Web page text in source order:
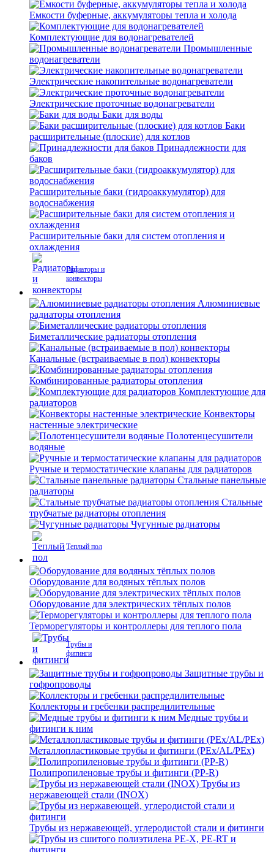
Емкости буферные, аккумуляторы тепла и холода
Комплектующие для водонагревателей
Промышленные
водонагреватели
Электрические накопительные водонагреватели
Электрические проточные водонагреватели
Баки для воды
Баки
расширительные (плоские) для котлов
Принадлежности для
баков
Расширительные баки (гидроаккумулятор) для
водоснабжения
Расширительные баки для систем отопления и
охлаждения
Радиаторы и
конвекторы
Алюминиевые
радиаторы отопления
Биметаллические радиаторы отопления
Канальные (встраиваемые в пол) конвекторы
Комбинированные радиаторы отопления
Комплектующие для
радиаторов
Конвекторы
настенные электрические
Полотенцесушители
водяные
Ручные и термостатические клапаны для радиаторов
Стальные панельные
радиаторы
Стальные
трубчатые радиаторы отопления
Чугунные радиаторы
Теплый пол
Оборудование для водяных тёплых полов
Оборудование для электрических тёплых полов
Терморегуляторы и контроллеры для теплого пола
Трубы и
фитинги
Защитные трубы и
гофропроводы
Коллекторы и гребенки распредилительные
Медные трубы и
фитинги к ним
Металлопластиковые трубы и фитинги (PEx/AL/PEx)
Полипропиленовые трубы и фитинги (PP-R)
Трубы из
нержавеющей стали (INOX)
Трубы из нержавеющей, углеродистой стали и фитинги